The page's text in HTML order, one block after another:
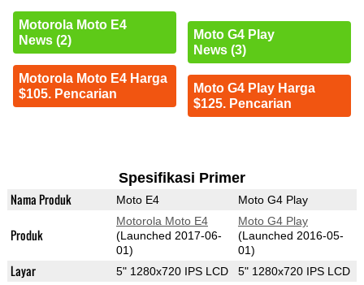
Motorola Moto E4
News (2)
Motorola Moto E4 Harga
$105. Pencarian
Moto G4 Play
News (3)
Moto G4 Play Harga
$125. Pencarian
Spesifikasi Primer
Nama Produk Moto E4 Moto G4 Play
Produk
Motorola Moto E4
(Launched 2017-06-
01)
Moto G4 Play
(Launched 2016-05-
01)
Layar 5" 1280x720 IPS LCD 5" 1280x720 IPS LCD